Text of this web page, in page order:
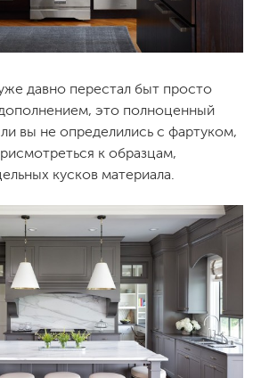
давно перестал быт просто
это полноценный
вы не определились с фартуком,
к образцам,
кусков материала.